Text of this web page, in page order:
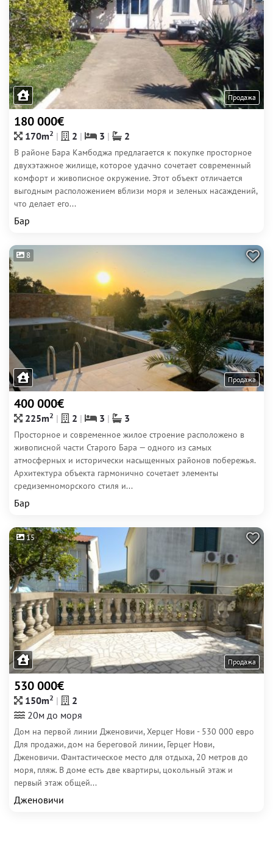
Продажа
180 000€
170m2 2 3 2
В районе Бара Камбоджа предлагается к покупке просторное
двухэтажное жилище, которое удачно сочетает современный
комфорт и живописное окружение. Этот объект отличается
выгодным расположением вблизи моря и зеленых насаждений,
что делает его...
Бар
8
Продажа
400 000€
225m2 2 3 3
Просторное и современное жилое строение расположено в
живописной части Старого Бара — одного из самых
атмосферных и исторически насыщенных районов побережья.
Архитектура объекта гармонично сочетает элементы
средиземноморского стиля и...
Бар
15
Продажа
530 000€
150m2
2
20м до моря
Дом на первой линии Дженовичи, Херцег Нови - 530 000 евро
Для продажи, дом на береговой линии, Герцег Нови,
Дженовичи. Фантастическое место для отдыха, 20 метров до
моря, пляж. В доме есть две квартиры, цокольный этаж и
первый этаж общей...
Дженовичи